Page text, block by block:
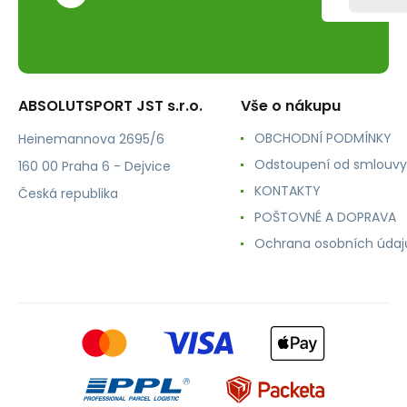
ABSOLUTSPORT JST s.r.o.
Heinemannova 2695/6
160 00 Praha 6 - Dejvice
Česká republika
Vše o nákupu
OBCHODNÍ PODMÍNKY
Odstoupení od smlouvy
KONTAKTY
POŠTOVNÉ A DOPRAVA
Ochrana osobních